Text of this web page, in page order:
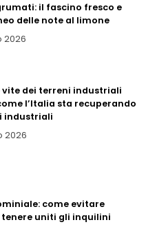
il fascino fresco e
delle note al limone
2026
vite dei terreni industriali
l’Italia sta recuperando
industriali
2026
come evitare
uniti gli inquilini